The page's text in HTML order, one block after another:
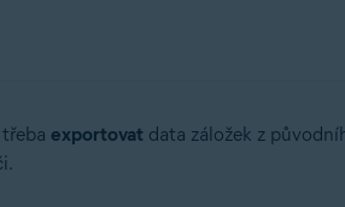
exportovat data záložek z